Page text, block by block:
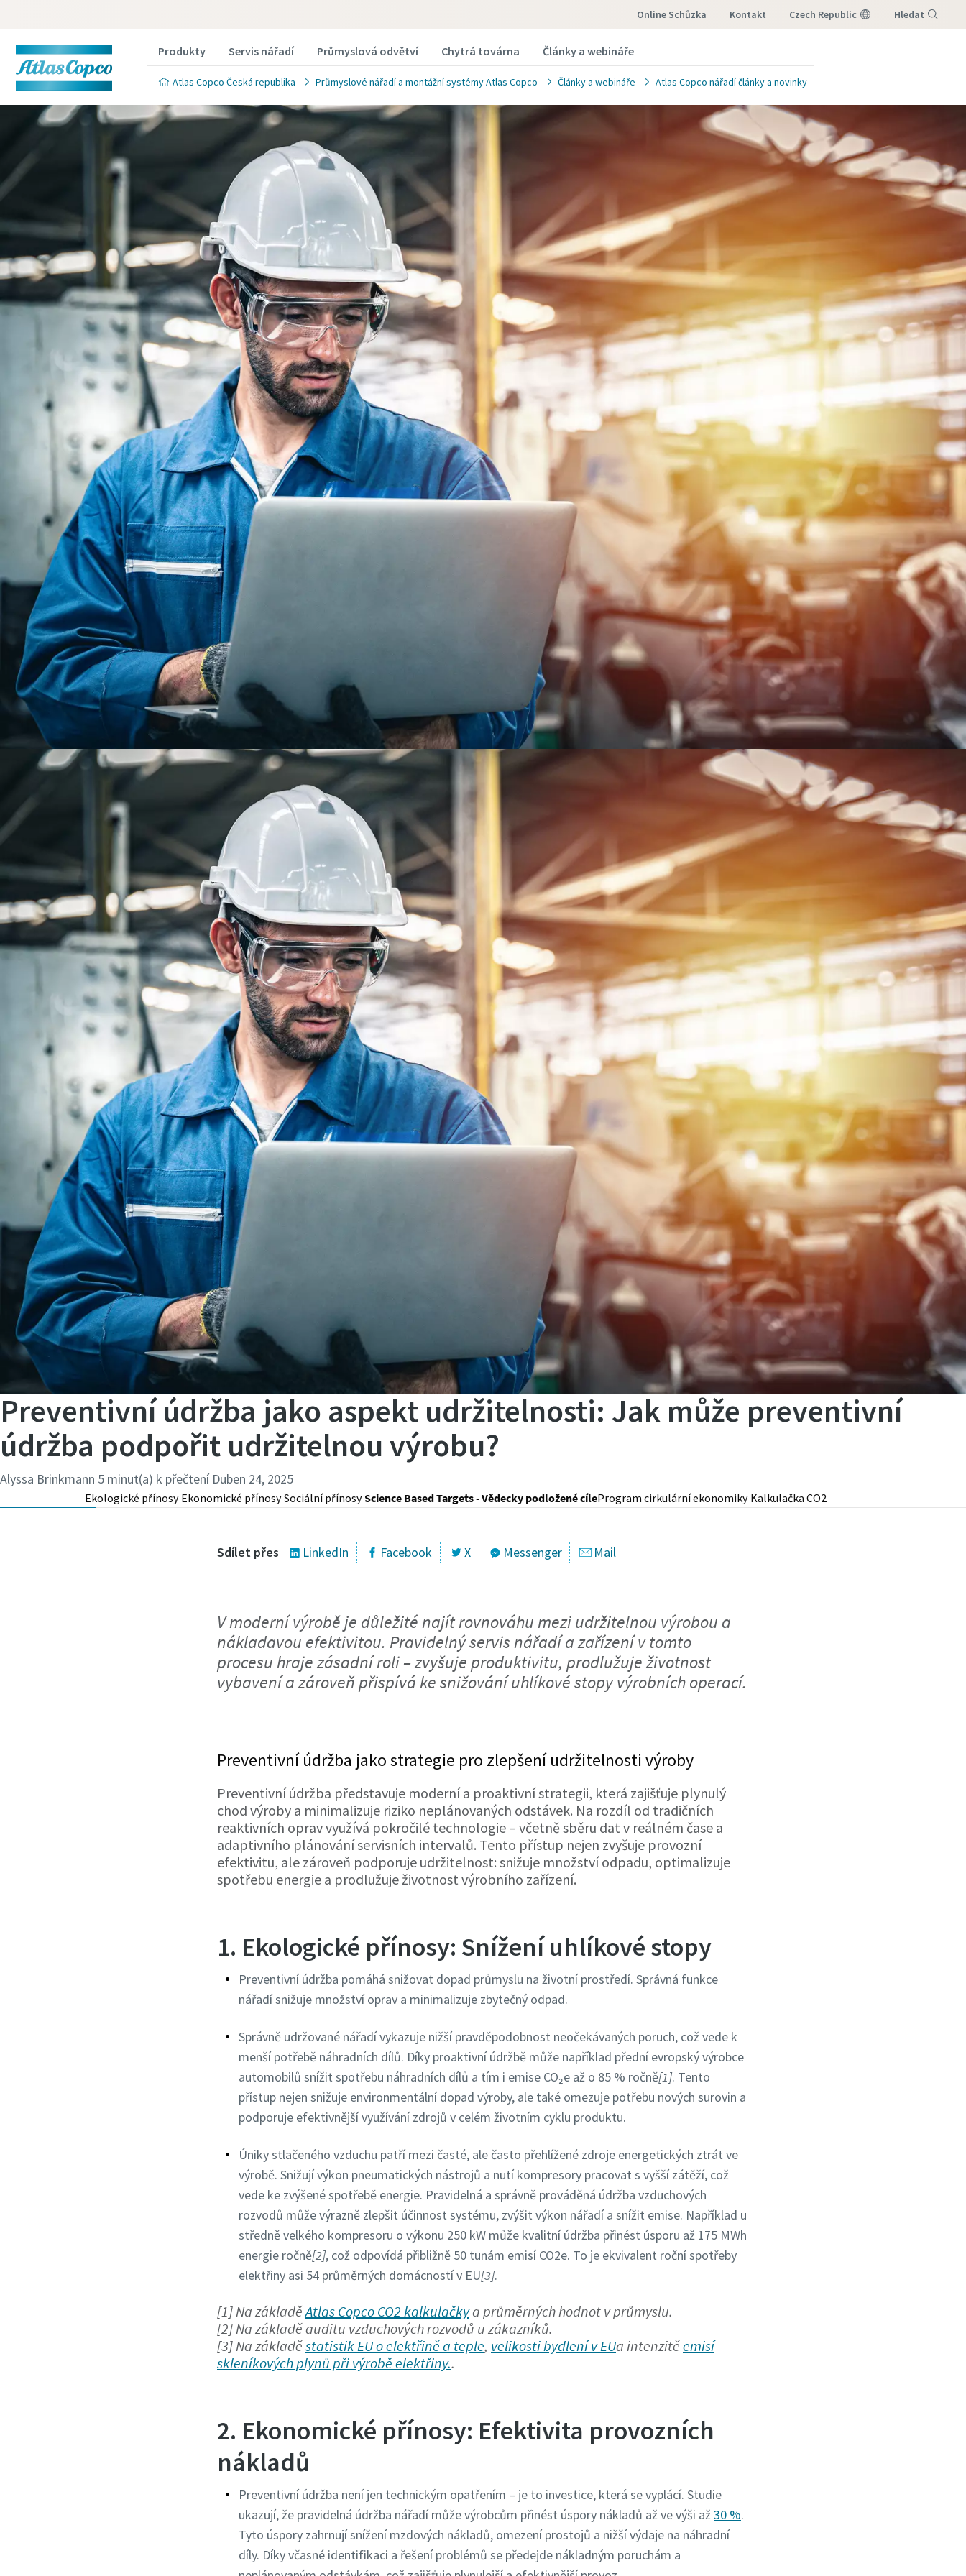
Online Schůzka Kontakt Czech Republic Hledat
Produkty Servis nářadí Průmyslová odvětví Chytrá továrna Články a webináře
Atlas Copco Česká republika Průmyslové nářadí a montážní systémy Atlas Copco Články a webináře Atlas Copco nářadí články a novinky
Preventivní údržba jako aspekt udržitelnosti: Jak může preventivní
údržba podpořit udržitelnou výrobu?
Alyssa Brinkmann 5 minut(a) k přečtení Duben 24, 2025
Ekologické přínosy Ekonomické přínosy Sociální přínosy Science Based Targets - Vědecky podložené cíleProgram cirkulární ekonomiky Kalkulačka CO2
Sdílet přes LinkedIn Facebook X Messenger Mail
V moderní výrobě je důležité najít rovnováhu mezi udržitelnou výrobou a
nákladavou efektivitou. Pravidelný servis nářadí a zařízení v tomto
procesu hraje zásadní roli – zvyšuje produktivitu, prodlužuje životnost
vybavení a zároveň přispívá ke snižování uhlíkové stopy výrobních operací.
Preventivní údržba jako strategie pro zlepšení udržitelnosti výroby
Preventivní údržba představuje moderní a proaktivní strategii, která zajišťuje plynulý
chod výroby a minimalizuje riziko neplánovaných odstávek. Na rozdíl od tradičních
reaktivních oprav využívá pokročilé technologie – včetně sběru dat v reálném čase a
adaptivního plánování servisních intervalů. Tento přístup nejen zvyšuje provozní
efektivitu, ale zároveň podporuje udržitelnost: snižuje množství odpadu, optimalizuje
spotřebu energie a prodlužuje životnost výrobního zařízení.
1. Ekologické přínosy: Snížení uhlíkové stopy
Preventivní údržba pomáhá snižovat dopad průmyslu na životní prostředí. Správná funkce
nářadí snižuje množství oprav a minimalizuje zbytečný odpad.
Správně udržované nářadí vykazuje nižší pravděpodobnost neočekávaných poruch, což vede k
menší potřebě náhradních dílů. Díky proaktivní údržbě může například přední evropský výrobce
automobilů snížit spotřebu náhradních dílů a tím i emise CO₂e až o 85 % ročně[1]. Tento
přístup nejen snižuje environmentální dopad výroby, ale také omezuje potřebu nových surovin a
podporuje efektivnější využívání zdrojů v celém životním cyklu produktu.
Úniky stlačeného vzduchu patří mezi časté, ale často přehlížené zdroje energetických ztrát ve
výrobě. Snižují výkon pneumatických nástrojů a nutí kompresory pracovat s vyšší zátěží, což
vede ke zvýšené spotřebě energie. Pravidelná a správně prováděná údržba vzduchových
rozvodů může výrazně zlepšit účinnost systému, zvýšit výkon nářadí a snížit emise. Například u
středně velkého kompresoru o výkonu 250 kW může kvalitní údržba přinést úsporu až 175 MWh
energie ročně[2], což odpovídá přibližně 50 tunám emisí CO2e. To je ekvivalent roční spotřeby
elektřiny asi 54 průměrných domácností v EU[3].
[1] Na základěAtlas Copco CO2 kalkulačkya průměrných hodnot v průmyslu.
[2] Na základě auditu vzduchových rozvodů u zákazníků.
[3] Na základěstatistik EU o elektřině a teple, velikosti bydlení v EUa intenzitěemisí
skleníkových plynů při výrobě elektřiny..
2. Ekonomické přínosy: Efektivita provozních
nákladů
Preventivní údržba není jen technickým opatřením – je to investice, která se vyplácí. Studie
ukazují, že pravidelná údržba nářadí může výrobcům přinést úspory nákladů až ve výši až 30 %.
Tyto úspory zahrnují snížení mzdových nákladů, omezení prostojů a nižší výdaje na náhradní
díly. Díky včasné identifikaci a řešení problémů se předejde nákladným poruchám a